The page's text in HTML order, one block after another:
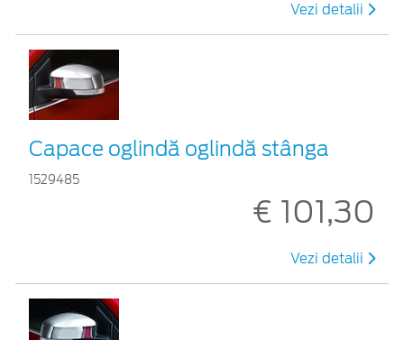
Vezi detalii
Capace oglindă oglindă stânga
1529485
€ 101,30
Vezi detalii